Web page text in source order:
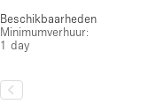
Beschikbaarheden
Minimumverhuur:
1 day